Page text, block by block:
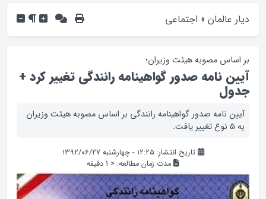
دیار عالمان » اجتماعی
بر اساس مصوبه هیئت وزیران؛
آیین نامه صدور گواهینامه رانندگی تغییر کرد +
جدول
آیین نامه صدور گواهینامه رانندگی بر اساس مصوبه هیئت وزیران
به ۵ نوع تغییر یافت.
تاریخ انتشار: ۱۲:۲۵ - چهارشنبه ۱۳۹۲/۰۶/۲۷
مدت زمان مطالعه: < 1 دقیقه